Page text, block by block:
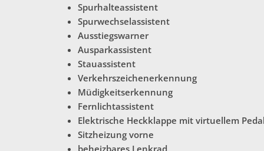
Spurhalteassistent
Spurwechselassistent
Ausstiegswarner
Ausparkassistent
Stauassistent
Verkehrszeichenerkennung
Müdigkeitserkennung
Fernlichtassistent
Elektrische Heckklappe mit virtuellem Pedal
Sitzheizung vorne
beheizbares Lenkrad